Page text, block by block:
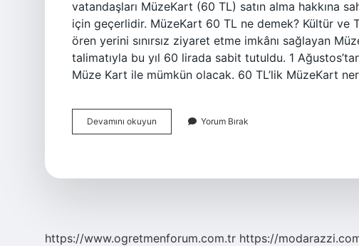
vatandaşları MüzeKart (60 TL) satın alma hakkına
için geçerlidir. MüzeKart 60 TL ne demek? Kültür ve
ören yerini sınırsız ziyaret etme imkânı sağlayan
talimatıyla bu yıl 60 lirada sabit tutuldu. 1
Müze Kart ile mümkün olacak. 60 TL’lik MüzeKart
Devamını okuyun Müzekart
Fiyatı
Yorum Bırak
https://www.ogretmenforum.com.tr https://